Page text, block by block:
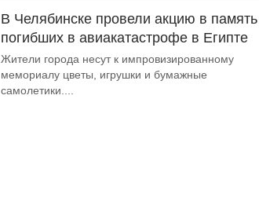
В Челябинске провели акцию в
погибших в авиакатастрофе в Египте
Жители города несут к импровизированному
мемориалу цветы, игрушки и бумажные
самолетики....